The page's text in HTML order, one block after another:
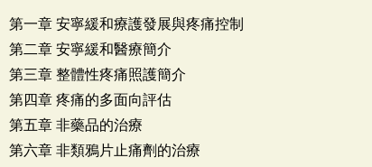
第一章 安寧緩和療護發展與疼痛控制
第二章 安寧緩和醫療簡介
第三章 整體性疼痛照護簡介
第四章 疼痛的多面向評估
第五章 非藥品的治療
第六章 非類鴉片止痛劑的治療